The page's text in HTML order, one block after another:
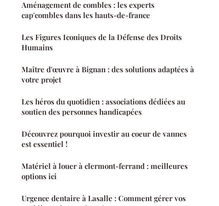
Aménagement de combles : les experts
cap'combles dans les hauts-de-france
Les Figures Iconiques de la Défense des Droits
Humains
Maître d'œuvre à Bignan : des solutions adaptées à
votre projet
Les héros du quotidien : associations dédiées au
soutien des personnes handicapées
Découvrez pourquoi investir au coeur de vannes
est essentiel !
Matériel à louer à clermont-ferrand : meilleures
options ici
Urgence dentaire à Lasalle : Comment gérer vos